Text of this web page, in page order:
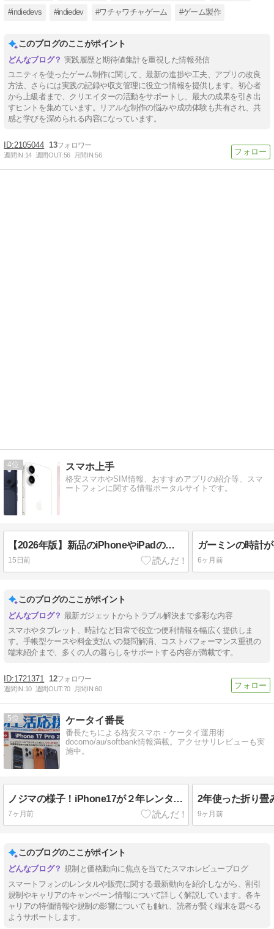
#indiedevs #indiedev #ワチャワチャゲーム #ゲーム製作
このブログのここがポイント
実践履歴と期待値集計を重視した情報発信
ユニティを使ったゲーム制作に関して、最新の進捗や工夫、アプリの改良
方法、さらには実践の記録や収支管理に役立つ情報を提供します。初心者
から上級者まで、クリエイターの活動をサポートし、最大の成果を引き出
すヒントを集めています。リアルな制作の悩みや成功体験も共有され、共
感と学びを深められる内容になっています。
2105044 13
週間IN:14 週間OUT:56 月間IN:56
4 スマホ上手
格安スマホやSIM情報、おすすめアプリの紹介等、スマ
ートフォンに関する情報ポータルサイトです。
【2026年版】新品のiPhoneやiPadの本体だけ安く買う方法3選
15日前 6ヶ月前
このブログのここがポイント
最新ガジェットからトラブル解決まで多彩な内容
スマホやタブレット、時計など日常で役立つ便利情報を幅広く提供しま
す。手帳型ケースや料金支払いの疑問解消、コストパフォーマンス重視の
端末紹介まで、多くの人の暮らしをサポートする内容が満載です。
1721371 12
週間IN:10 週間OUT:70 月間IN:60
5 ケータイ番長
番長たちによる格安スマホ・ケータイ運用術
docomo/au/softbank情報満載。アクセサリレビューも実
施中。
ノジマの様子！iPhone17が２年レンタルで17468円など！
7ヶ月前 9ヶ月前
このブログのここがポイント
規制と価格動向に焦点を当てたスマホレビューブログ
スマートフォンのレンタルや販売に関する最新動向を紹介しながら、割引
規制やキャリアのキャンペーン情報について詳しく解説しています。各キ
ャリアの特価情報や規制の影響についても触れ、読者が賢く端末を選べる
ようサポートします。